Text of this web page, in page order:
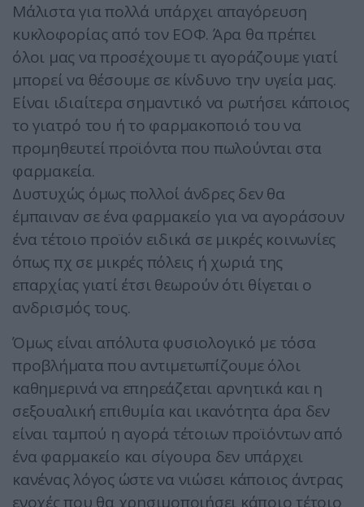
Μάλιστα για πολλά υπάρχει απαγόρευση
κυκλοφορίας από τον ΕΟΦ. Άρα θα πρέπει
όλοι μας να προσέχουμε τι αγοράζουμε γιατί
μπορεί να θέσουμε σε κίνδυνο την υγεία μας.
Είναι ιδιαίτερα σημαντικό να ρωτήσει κάποιος
το γιατρό του ή το φαρμακοποιό του να
προμηθευτεί προϊόντα που πωλούνται στα
φαρμακεία.
Δυστυχώς όμως πολλοί άνδρες δεν θα
έμπαιναν σε ένα φαρμακείο για να αγοράσουν
ένα τέτοιο προϊόν ειδικά σε μικρές κοινωνίες
όπως πχ σε μικρές πόλεις ή χωριά της
επαρχίας γιατί έτσι θεωρούν ότι θίγεται ο
ανδρισμός τους.
Όμως είναι απόλυτα φυσιολογικό με τόσα
προβλήματα που αντιμετωπίζουμε όλοι
καθημερινά να επηρεάζεται αρνητικά και η
σεξουαλική επιθυμία και ικανότητα άρα δεν
είναι ταμπού η αγορά τέτοιων προϊόντων από
ένα φαρμακείο και σίγουρα δεν υπάρχει
κανένας λόγος ώστε να νιώσει κάποιος άντρας
ενοχές που θα χρησιμοποιήσει κάποιο τέτοιο